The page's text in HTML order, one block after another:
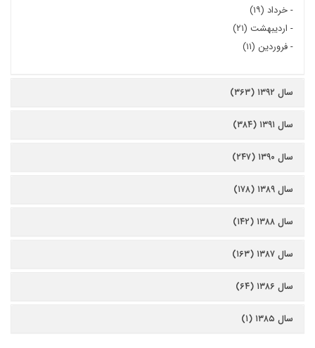
-خرداد (۱۹)
- اردیبهشت (۲۱)
-فروردین (۱۱)
سال ۱۳۹۲ (۳۶۳)
سال ۱۳۹۱ (۳۸۴)
سال ۱۳۹۰ (۲۴۷)
سال ۱۳۸۹ (۱۷۸)
سال ۱۳۸۸ (۱۴۲)
سال ۱۳۸۷ (۱۶۳)
سال ۱۳۸۶ (۶۴)
سال ۱۳۸۵ (۱)